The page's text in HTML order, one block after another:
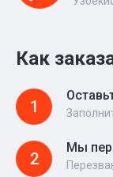
Как
1
2
Мы